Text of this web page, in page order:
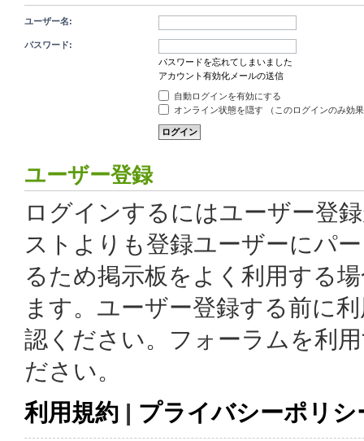
ユーザー名:
パスワード:
パスワードを忘れてしまいました
アカウント有効化メールの送信
自動ログインを有効にする
オンライン状態を隠す （このログインのみ効
ユーザー登録
ログインするにはユーザー登
ストよりも登録ユーザーにパ
るため掲示板をよく利用する
ます。ユーザー登録する前に
認ください。フォーラムを利
ださい。
利用規約 | プライバシーポリシ